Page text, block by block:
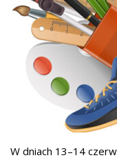
W dniach 13–14